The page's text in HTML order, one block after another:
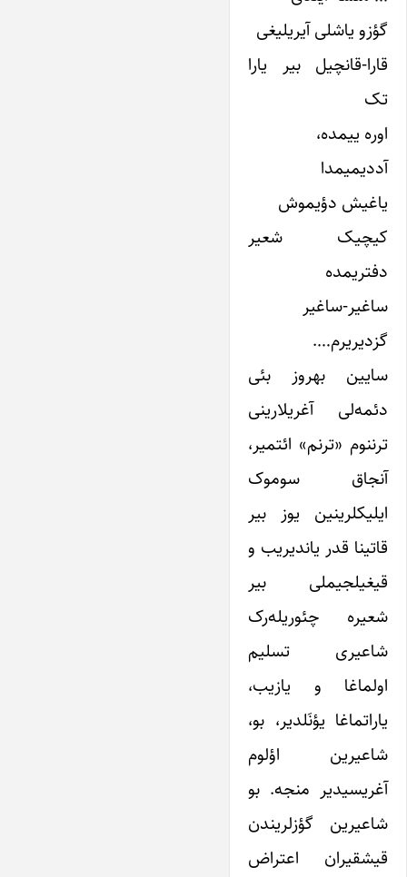
گؤزو یاشلی آیریلیغی
قارا-قانچیل بیر یارا
تک
اوره ییمده،
آددیمیمدا
یاغیش دؤیموش
کیچیک شعیر
دفتریمده
ساغیر-ساغیر
گزدیریرم….
سایین بهروز بئی
دئمه‌لی آغریلارینی
ترننوم «ترنم» ائتمیر،
آنجاق سوموک
ایلیکلرینین یوز بیر
قاتینا قدر یاندیریب و
قیغیلجیملی بیر
شعیره چئوریله‌رک
شاعیری تسلیم
اولماغا و یازیب،
یاراتماغا یؤنَلدیر، بو،
شاعیرین اؤلوم
آغریسیدیر منجه. بو
شاعیرین گؤزلریندن
قیشقیران اعتراض